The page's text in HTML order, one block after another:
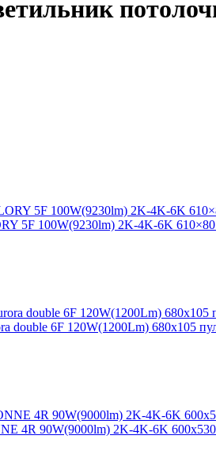
5F 100W(9230lm) 2K-4K-6K
double 6F 120W(1200Lm) 680х105
4R 90W(9000lm) 2K-4K-6K